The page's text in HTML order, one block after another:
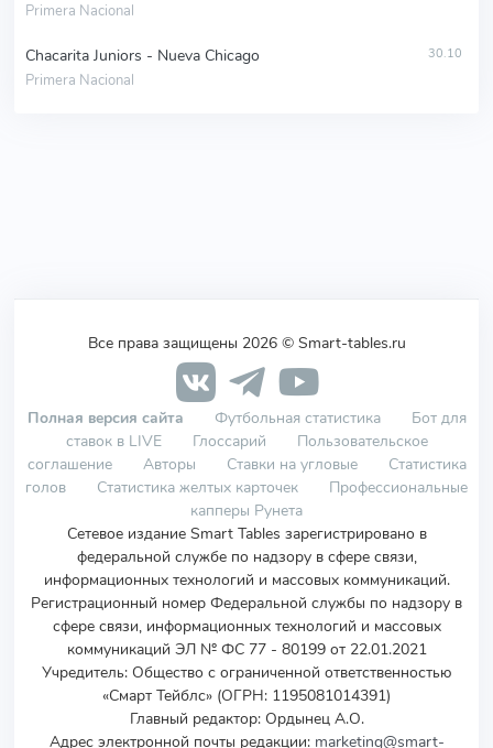
Primera Nacional
Chacarita Juniors - Nueva Chicago
Primera Nacional
30.10
Все права защищены 2026 © Smart-tables.ru
Полная версия сайта Футбольная статистика
Бот для
ставок в LIVE
Глоссарий
Пользовательское
соглашение
Авторы Ставки на угловые
Статистика
голов
Статистика желтых карточек
Профессиональные
капперы Рунета
Сетевое издание Smart Tables зарегистрировано в
федеральной службе по надзору в сфере связи,
информационных технологий и массовых коммуникаций.
Регистрационный номер Федеральной службы по надзору в
сфере связи, информационных технологий и массовых
коммуникаций ЭЛ № ФС 77 - 80199 от 22.01.2021
Учредитель: Общество с ограниченной ответственностью
«Смарт Тейблс» (ОГРН: 1195081014391)
Главный редактор: Ордынец А.О.
Адрес электронной почты редакции: marketing@smart-